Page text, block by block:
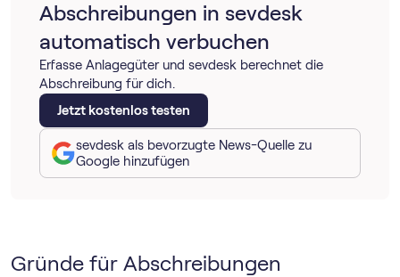
Abschreibungen in sevdesk
automatisch verbuchen
Erfasse Anlagegüter und sevdesk berechnet die
Abschreibung für dich.
Jetzt kostenlos testen
sevdesk als bevorzugte News-Quelle zu
Google hinzufügen
Gründe für Abschreibungen